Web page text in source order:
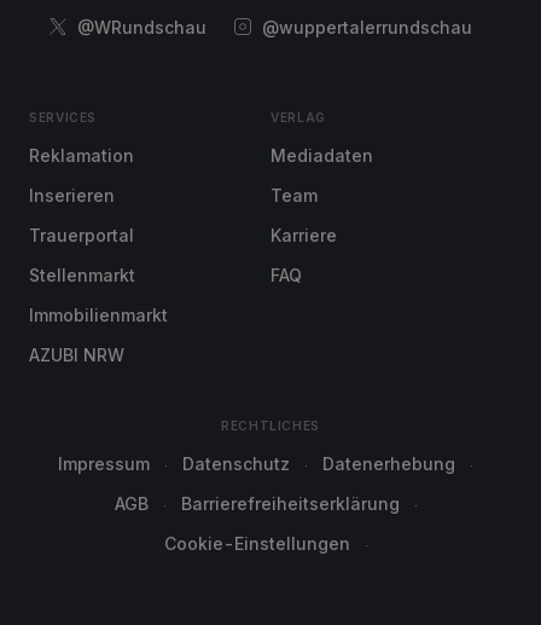
@WRundschau
@wuppertalerrundschau
SERVICES
Reklamation
Inserieren
Trauerportal
Stellenmarkt
Immobilienmarkt
AZUBI NRW
VERLAG
Mediadaten
Team
Karriere
FAQ
RECHTLICHES
Impressum Datenschutz
Datenerhebung
AGB
Barrierefreiheitserklärung
Cookie-Einstellungen